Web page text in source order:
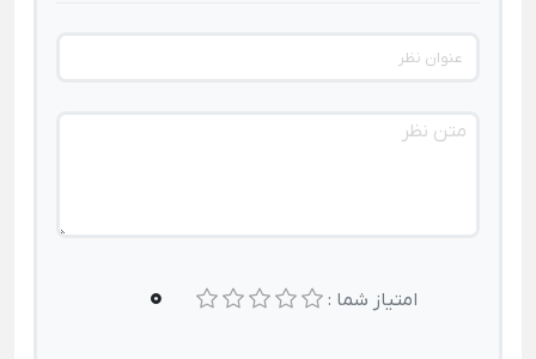
امتیاز شما : 0